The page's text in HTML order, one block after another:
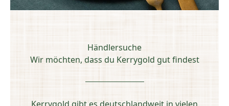
Händlersuche
Wir möchten, dass du Kerrygold gut findest